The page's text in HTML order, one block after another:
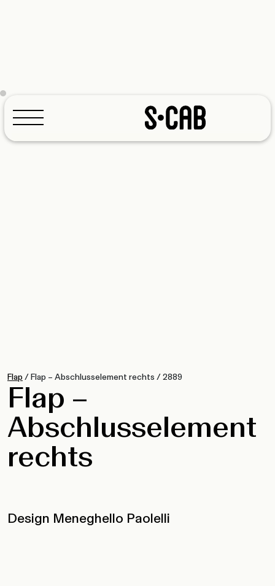
Konfigurator
Flap –
Abschlusselement
rechts